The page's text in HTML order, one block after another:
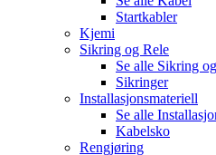
Startkabler
Kjemi
Sikring og Rele
Se alle Sikring
Sikringer
Installasjonsmateriell
Se alle
Kabelsko
Rengjøring